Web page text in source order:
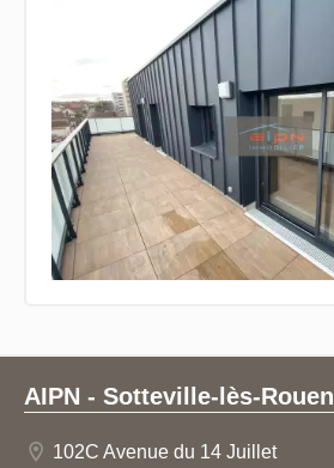
AIPN - Sotteville-lès-Rouen
102C Avenue du 14 Juillet